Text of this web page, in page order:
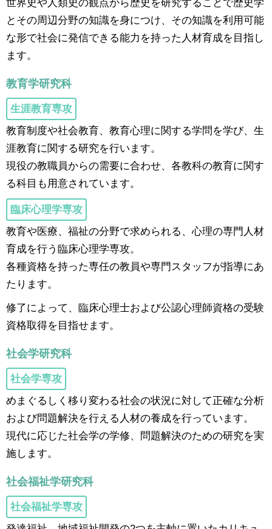
世界史や人類史の観点から歴史を研究することで歴史学
とその周辺分野の知識を身につけ、その知識を利用可能
な形で社会に発信できる能力を持った人材育成を目指し
ます。
教育学研究科
生涯教育専攻
教育制度や社会教育、教育心理に関する学問を学び、生
涯教育に関する研究を行います。
現役の教職員からの需要に合わせ、各教科の教育に関す
る科目も用意されています。
臨床心理学専攻
教育や医療、福祉の分野で求められる、心理の専門人材
育成を行う臨床心理学専攻。
各種資格を持った専任の教員や専門スタッフが指導にあ
たります。
修了によって、臨床心理士および公認心理師資格の受験
資格取得を目指せます。
社会学研究科
社会学専攻
めまぐるしく移り変わる社会の状況に対して正確な分析
および問題解決を行える人材の養成を行っています。
現代に応じた社会学の学修、問題解決のための研究を実
施します。
社会福祉学研究科
社会福祉学専攻